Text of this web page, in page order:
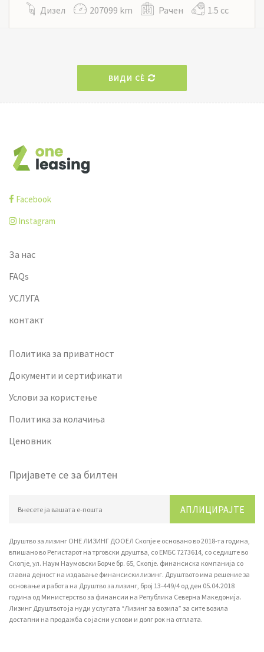
Дизел 207099 km Рачен 1.5 cc
ВИДИ СÈ
Facebook
Instagram
За нас
FAQs
УСЛУГА
контакт
Политика за приватност
Документи и сертификати
Услови за користење
Политика за колачиња
Ценовник
Пријавете се за билтен
АПЛИЦИРАЈТЕ
Друштво за лизинг ОНЕ ЛИЗИНГ ДООЕЛ Скопје е основано во 2018-та година,
впишано вo Регистарот на трговски друштва, со ЕМБС 7273614, со седиште во
Скопје, ул. Наум Наумовски Борче бр. 65, Скопје. финансиска компанија со
главна дејност на издавање финансиски лизинг. Друштвото има решение за
основање и работа на Друштво за лизинг, број 13-449/4 од ден 05.04.2018
година од Министерство за финансии на Република Северна Македонија.
Лизинг Друштвото ја нуди услугата “Лизинг за возила” за сите возила
достапни на продажба со јасни услови и долг рок на отплата.